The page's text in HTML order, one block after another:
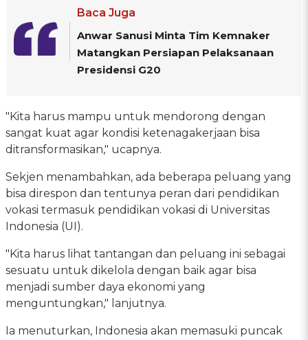
Baca Juga
Anwar Sanusi Minta Tim Kemnaker
Matangkan Persiapan Pelaksanaan
Presidensi G20
"Kita harus mampu untuk mendorong dengan
sangat kuat agar kondisi ketenagakerjaan bisa
ditransformasikan," ucapnya.
Sekjen menambahkan, ada beberapa peluang yang
bisa direspon dan tentunya peran dari pendidikan
vokasi termasuk pendidikan vokasi di Universitas
Indonesia (UI).
"Kita harus lihat tantangan dan peluang ini sebagai
sesuatu untuk dikelola dengan baik agar bisa
menjadi sumber daya ekonomi yang
menguntungkan," lanjutnya.
Ia menuturkan, Indonesia akan memasuki puncak